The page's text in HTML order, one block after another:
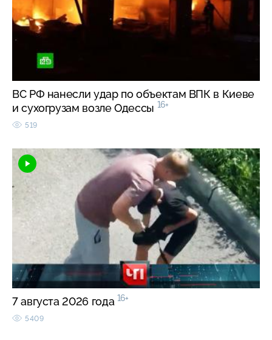
ВС РФ нанесли удар по объектам ВПК в Киеве
и сухогрузам возле Одессы 16+
519
7 августа 2026 года 16+
5409